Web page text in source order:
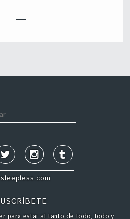
para estar al tanto de todo, todo y